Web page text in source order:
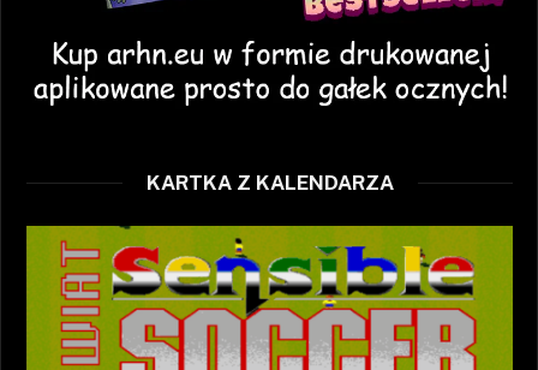
KARTKA Z KALENDARZA